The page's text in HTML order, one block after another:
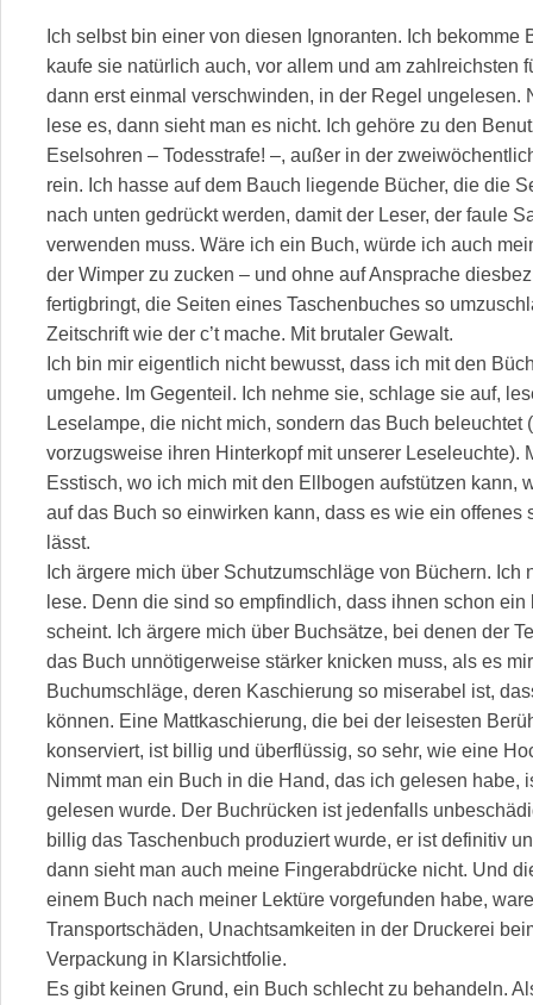
Ich selbst bin einer von diesen Ignoranten. Ich bekomme
kaufe sie natürlich auch, vor allem und am zahlreichsten
dann erst einmal verschwinden, in der Regel ungelesen.
lese es, dann sieht man es nicht. Ich gehöre zu den
Eselsohren – Todesstrafe! –, außer in der
rein. Ich hasse auf dem Bauch liegende Bücher, die die
nach unten gedrückt werden, damit der Leser, der faule
verwenden muss. Wäre ich ein Buch, würde ich auch
der Wimper zu zucken – und ohne auf Ansprache
fertigbringt, die Seiten eines Taschenbuches so
Zeitschrift wie der c’t mache. Mit brutaler Gewalt.
Ich bin mir eigentlich nicht bewusst, dass ich mit den
umgehe. Im Gegenteil. Ich nehme sie, schlage sie auf,
Leselampe, die nicht mich, sondern das Buch beleuchtet
vorzugsweise ihren Hinterkopf mit unserer Leseleuchte).
Esstisch, wo ich mich mit den Ellbogen aufstützen kann,
auf das Buch so einwirken kann, dass es wie ein offenes
lässt.
Ich ärgere mich über Schutzumschläge von Büchern.
lese. Denn die sind so empfindlich, dass ihnen schon
scheint. Ich ärgere mich über Buchsätze, bei denen der
das Buch unnötigerweise stärker knicken muss, als es
Buchumschläge, deren Kaschierung so miserabel ist,
können. Eine Mattkaschierung, die bei der leisesten
konserviert, ist billig und überflüssig, so sehr, wie eine
Nimmt man ein Buch in die Hand, das ich gelesen habe,
gelesen wurde. Der Buchrücken ist jedenfalls
billig das Taschenbuch produziert wurde, er ist definitiv
dann sieht man auch meine Fingerabdrücke nicht. Und
einem Buch nach meiner Lektüre vorgefunden habe,
Transportschäden, Unachtsamkeiten in der Druckerei
Verpackung in Klarsichtfolie.
Es gibt keinen Grund, ein Buch schlecht zu behandeln.